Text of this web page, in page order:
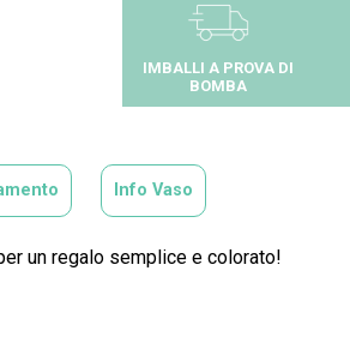
IMBALLI A PROVA DI
BOMBA
Info Vaso
un regalo semplice e colorato!